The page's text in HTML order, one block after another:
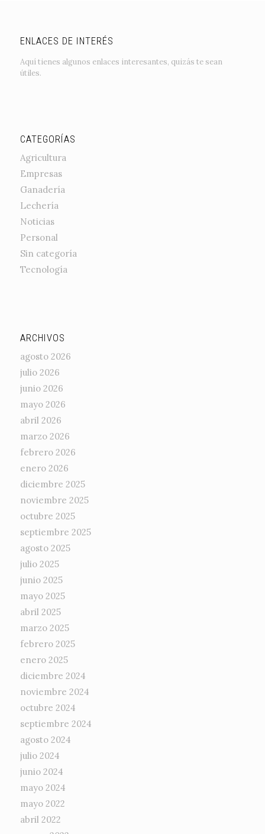
ENLACES DE INTERÉS
Aquí tienes algunos enlaces interesantes, quizás te sean
útiles.
CATEGORÍAS
Agricultura
Empresas
Ganadería
Lechería
Noticias
Personal
Sin categoría
Tecnología
ARCHIVOS
agosto 2026
julio 2026
junio 2026
mayo 2026
abril 2026
marzo 2026
febrero 2026
enero 2026
diciembre 2025
noviembre 2025
octubre 2025
septiembre 2025
agosto 2025
julio 2025
junio 2025
mayo 2025
abril 2025
marzo 2025
febrero 2025
enero 2025
diciembre 2024
noviembre 2024
octubre 2024
septiembre 2024
agosto 2024
julio 2024
junio 2024
mayo 2024
mayo 2022
abril 2022